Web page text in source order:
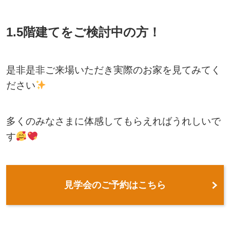
1.5階建てをご検討中の方！
是非是非ご来場いただき実際のお家を見てみてく
ださい
多くのみなさまに体感してもらえればうれしいで
す
見学会のご予約はこちら